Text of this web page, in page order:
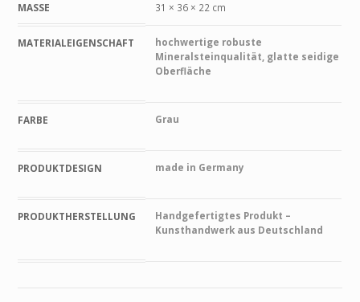
MASSE 31 × 36 × 22 cm
MATERIALEIGENSCHAFT
hochwertige robuste
Mineralsteinqualität, glatte seidige
Oberfläche
FARBE Grau
PRODUKTDESIGN made in Germany
PRODUKTHERSTELLUNG
Handgefertigtes Produkt –
Kunsthandwerk aus Deutschland